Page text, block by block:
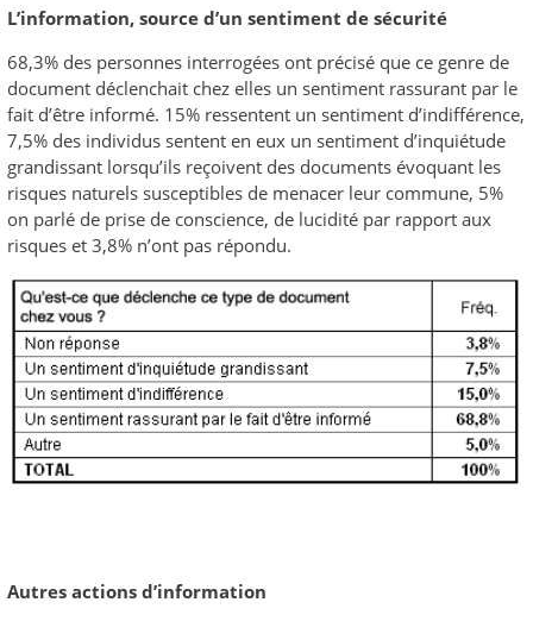
L’information, source d’un sentiment de sécurité
68,3% des personnes interrogées ont précisé que ce genre de
document déclenchait chez elles un sentiment rassurant par le
fait d’être informé. 15% ressentent un sentiment d’indifférence,
7,5% des individus sentent en eux un sentiment d’inquiétude
grandissant lorsqu’ils reçoivent des documents évoquant les
risques naturels susceptibles de menacer leur commune, 5%
on parlé de prise de conscience, de lucidité par rapport aux
risques et 3,8% n’ont pas répondu.
Autres actions d’information